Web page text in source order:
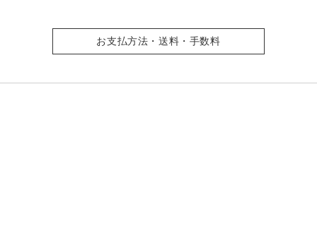
お支払方法・送料・手数料